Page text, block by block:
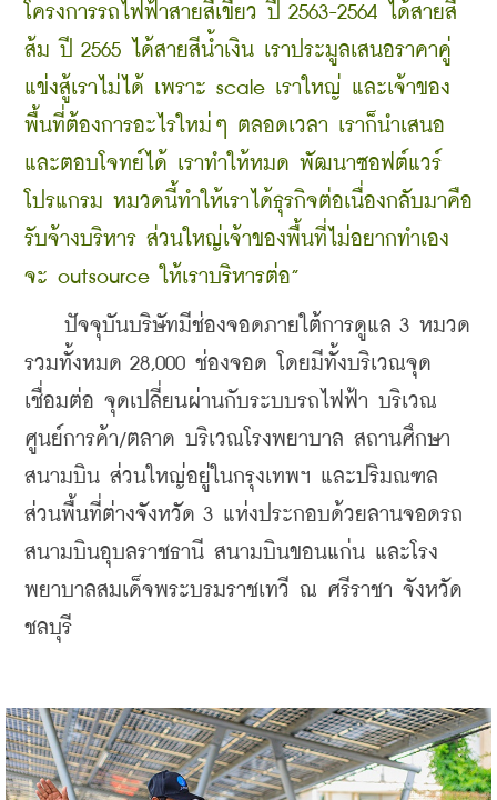
โครงการรถไฟฟ้าสายสีเขียว ปี 2563-2564 ได้สายสี
ส้ม ปี 2565 ได้สายสีน้ำเงิน เราประมูลเสนอราคาคู่
แข่งสู้เราไม่ได้ เพราะ scale เราใหญ่ และเจ้าของ
พื้นที่ต้องการอะไรใหม่ๆ ตลอดเวลา เราก็นำเสนอ
และตอบโจทย์ได้ เราทำให้หมด พัฒนาซอฟต์แวร์
โปรแกรม หมวดนี้ทำให้เราได้ธุรกิจต่อเนื่องกลับมาคือ
รับจ้างบริหาร ส่วนใหญ่เจ้าของพื้นที่ไม่อยากทำเอง
จะ outsource ให้เราบริหารต่อ”
ปัจจุบันบริษัทมีช่องจอดภายใต้การดูแล 3 หมวด
รวมทั้งหมด 28,000 ช่องจอด โดยมีทั้งบริเวณจุด
เชื่อมต่อ จุดเปลี่ยนผ่านกับระบบรถไฟฟ้า บริเวณ
ศูนย์การค้า/ตลาด บริเวณโรงพยาบาล สถานศึกษา
สนามบิน ส่วนใหญ่อยู่ในกรุงเทพฯ และปริมณฑล
ส่วนพื้นที่ต่างจังหวัด 3 แห่งประกอบด้วยลานจอดรถ
สนามบินอุบลราชธานี สนามบินขอนแก่น และโรง
พยาบาลสมเด็จพระบรมราชเทวี ณ ศรีราชา จังหวัด
ชลบุรี